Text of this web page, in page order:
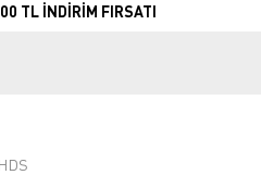
TL İNDİRİM FIRSATI
HDS